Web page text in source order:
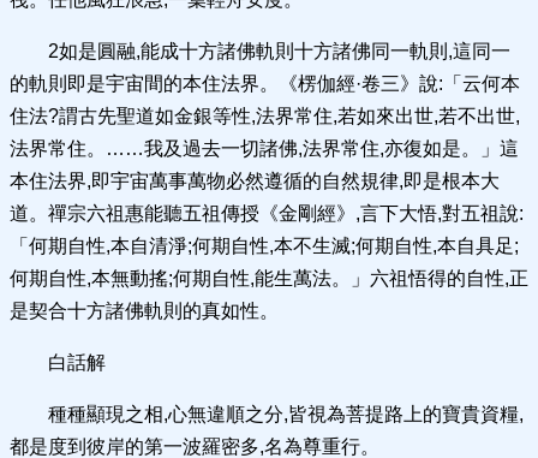
2如是圓融,能成十方諸佛軌則十方諸佛同一軌則,這同一
的軌則即是宇宙間的本住法界。《楞伽經·卷三》說:「云何本
住法?謂古先聖道如金銀等性,法界常住,若如來出世,若不出世,
法界常住。……我及過去一切諸佛,法界常住,亦復如是。」這
本住法界,即宇宙萬事萬物必然遵循的自然規律,即是根本大
道。禪宗六祖惠能聽五祖傳授《金剛經》,言下大悟,對五祖說:
「何期自性,本自清淨;何期自性,本不生滅;何期自性,本自具足;
何期自性,本無動搖;何期自性,能生萬法。」六祖悟得的自性,正
是契合十方諸佛軌則的真如性。
白話解
種種顯現之相,心無違順之分,皆視為菩提路上的寶貴資糧,
都是度到彼岸的第一波羅密多,名為尊重行。